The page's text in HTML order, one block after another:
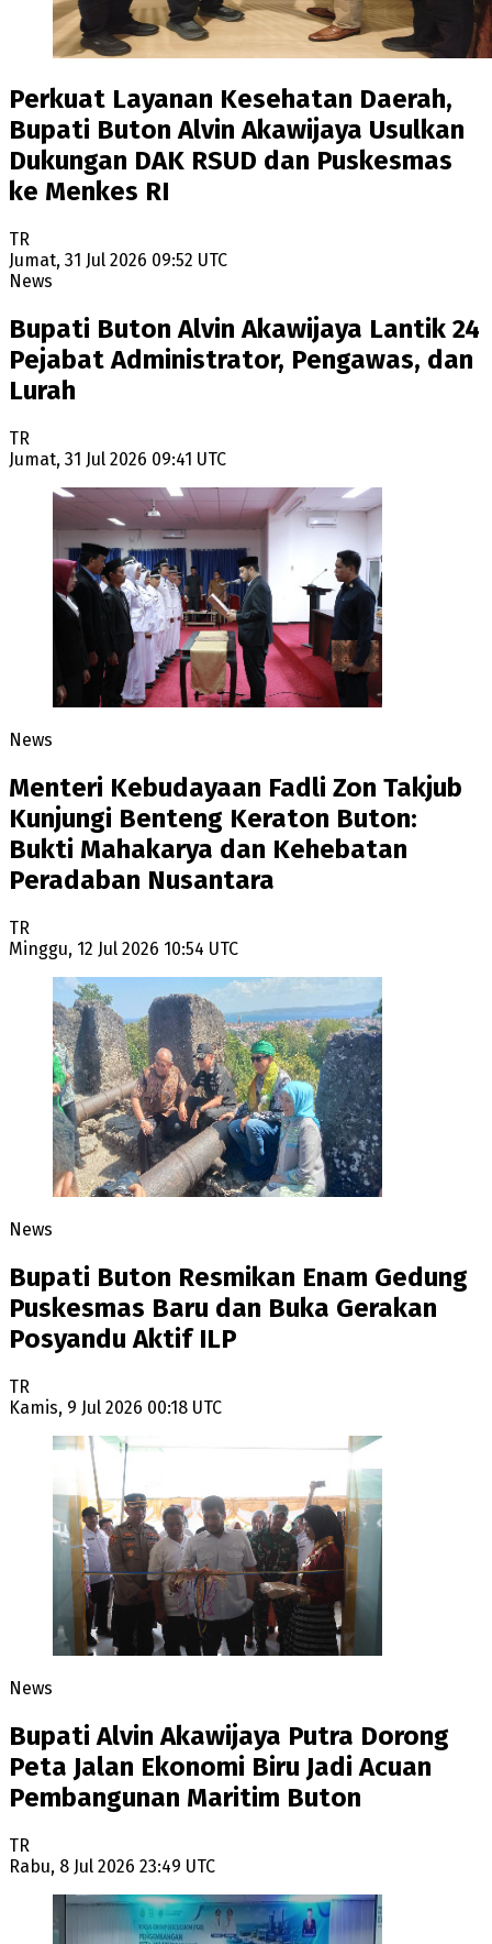
Perkuat Layanan Kesehatan Daerah,
Bupati Buton Alvin Akawijaya Usulkan
Dukungan DAK RSUD dan Puskesmas
ke Menkes RI
TR
Jumat, 31 Jul 2026 09:52 UTC
News
Bupati Buton Alvin Akawijaya Lantik 24
Pejabat Administrator, Pengawas, dan
Lurah
TR
Jumat, 31 Jul 2026 09:41 UTC
News
Menteri Kebudayaan Fadli Zon Takjub
Kunjungi Benteng Keraton Buton:
Bukti Mahakarya dan Kehebatan
Peradaban Nusantara
TR
Minggu, 12 Jul 2026 10:54 UTC
News
Bupati Buton Resmikan Enam Gedung
Puskesmas Baru dan Buka Gerakan
Posyandu Aktif ILP
TR
Kamis, 9 Jul 2026 00:18 UTC
News
Bupati Alvin Akawijaya Putra Dorong
Peta Jalan Ekonomi Biru Jadi Acuan
Pembangunan Maritim Buton
TR
Rabu, 8 Jul 2026 23:49 UTC